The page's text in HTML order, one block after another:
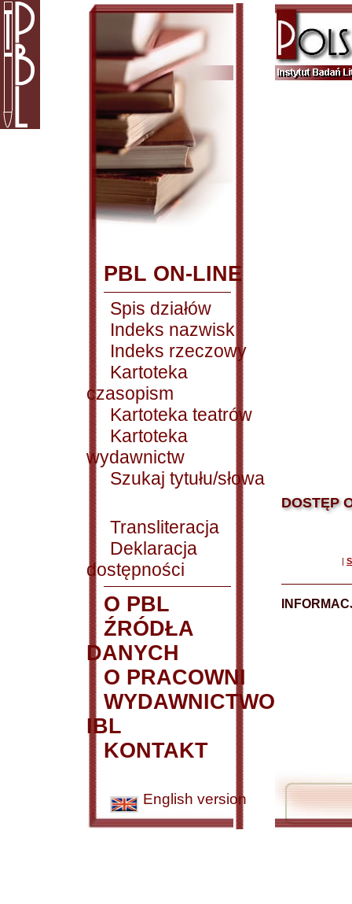
PBL ON-LINE
Spis działów
Indeks nazwisk
Indeks rzeczowy
Kartoteka
czasopism
Kartoteka teatrów
Kartoteka
wydawnictw
Szukaj tytułu/słowa
Transliteracja
Deklaracja
dostępności
O PBL
ŹRÓDŁA
DANYCH
O PRACOWNI
WYDAWNICTWO
IBL
KONTAKT
English version
DOSTĘP
|